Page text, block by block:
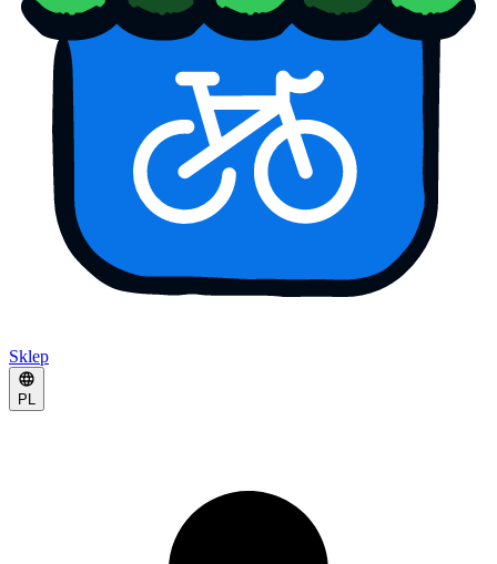
Sklep
PL